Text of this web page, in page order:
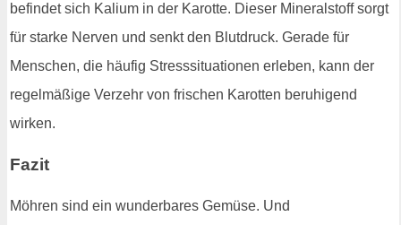
befindet sich Kalium in der Karotte. Dieser Mineralstoff sorgt
für starke Nerven und senkt den Blutdruck. Gerade für
Menschen, die häufig Stresssituationen erleben, kann der
regelmäßige Verzehr von frischen Karotten beruhigend
wirken.
Fazit
Möhren sind ein wunderbares Gemüse. Und